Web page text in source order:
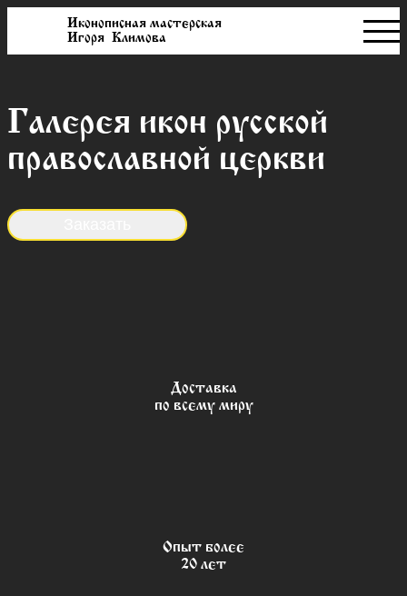
Иконописная мастерская
Игоря Климова
Галерея икон русской
православной церкви
Доставка
по всему миру
Опыт более
20 лет